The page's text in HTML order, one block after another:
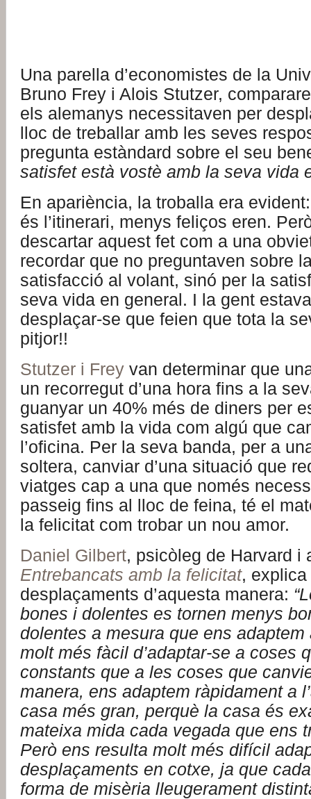
Una parella d’economistes de la
Bruno Frey i Alois Stutzer,
els alemanys necessitaven per
lloc de treballar amb les seves
pregunta estàndard sobre el seu
satisfet està vostè amb la seva vida
En apariència, la troballa era
és l’itinerari, menys feliços eren.
descartar aquest fet com a una
recordar que no preguntaven sobre
satisfacció al volant, sinó per la
seva vida en general. I la gent
desplaçar-se que feien que tota la
pitjor!!
Stutzer i Frey van determinar que
un recorregut d’una hora fins a la
guanyar un 40% més de diners per
satisfet amb la vida com algú que
l’oficina. Per la seva banda, per a
soltera, canviar d’una situació que
viatges cap a una que només
passeig fins al lloc de feina, té el
la felicitat com trobar un nou amor.
Daniel Gilbert, psicòleg de Harvard i
Entrebancats amb la felicitat,
desplaçaments d’aquesta manera:
bones i dolentes es tornen menys
dolentes a mesura que ens
molt més fàcil d’adaptar-se a coses
constants que a les coses que
manera, ens adaptem ràpidament a
casa més gran, perquè la casa és
mateixa mida cada vegada que ens
Però ens resulta molt més difícil
desplaçaments en cotxe, ja que
forma de misèria lleugerament